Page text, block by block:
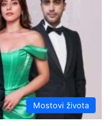
Mostovi života